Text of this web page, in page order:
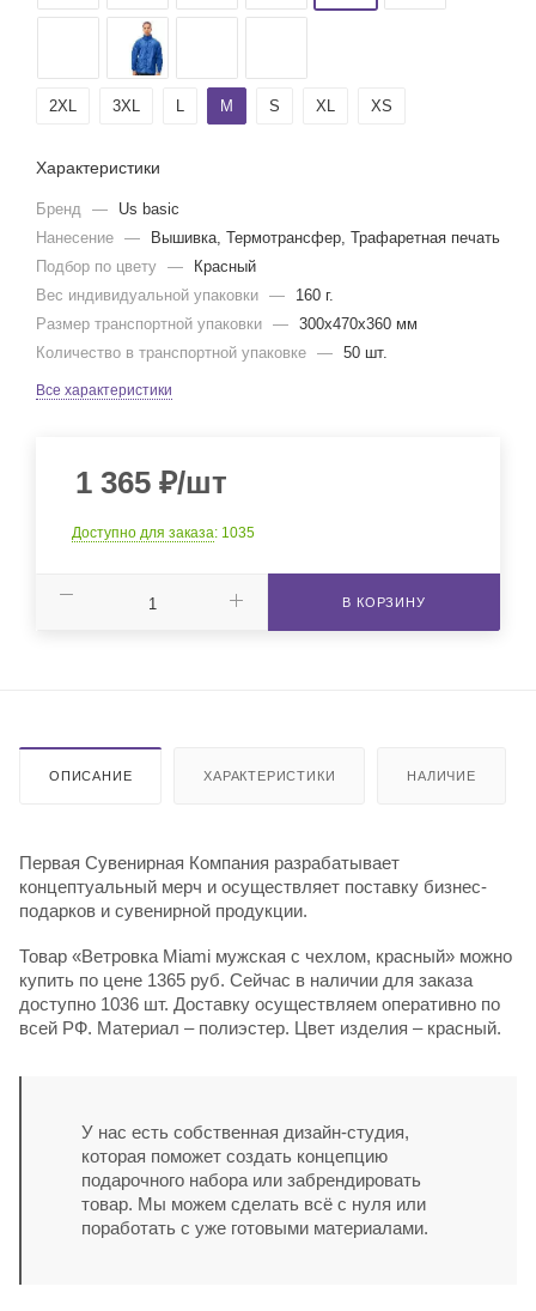
2XL 3XL L M S XL XS
Характеристики
Бренд —
Us basic
Нанесение —
Вышивка, Термотрансфер, Трафаретная печать
Подбор по цвету —
Красный
Вес индивидуальной упаковки —
160 г.
Размер транспортной упаковки — 300x470x360 мм
Количество в транспортной упаковке — 50 шт.
Все характеристики
1 365 ₽/шт
Доступно для заказа: 1035
В КОРЗИНУ
ОПИСАНИЕ ХАРАКТЕРИСТИКИ НАЛИЧИЕ
Первая Сувенирная Компания разрабатывает
концептуальный мерч и осуществляет поставку бизнес-
подарков и сувенирной продукции.
Товар «Ветровка Miami мужская с чехлом, красный» можно
купить по цене 1365 руб. Сейчас в наличии для заказа
доступно 1036 шт. Доставку осуществляем оперативно по
всей РФ. Материал – полиэстер. Цвет изделия – красный.
У нас есть собственная дизайн-студия,
которая поможет создать концепцию
подарочного набора или забрендировать
товар. Мы можем сделать всё с нуля или
поработать с уже готовыми материалами.